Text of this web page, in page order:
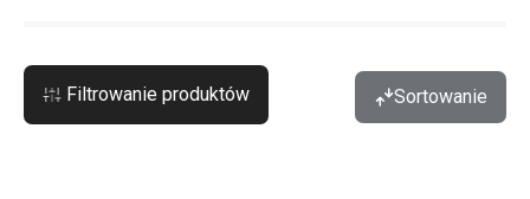
Filtrowanie produktów Sortowanie